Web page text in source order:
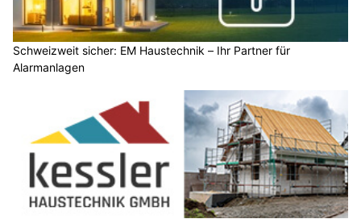
Schweizweit sicher: EM Haustechnik – Ihr Partner für
Alarmanlagen